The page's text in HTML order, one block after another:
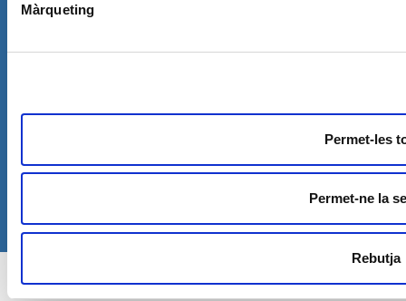
Màrqueting
Permet-les
Permet-ne la
Rebutja
Cookies
*Aquesta actuació està impulsada i subvencionada pel Departament d’Empresa i Treball i